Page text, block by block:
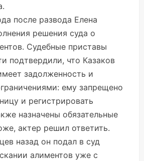
после развода Елена
решения суда о
Судебные приставы
подтвердили, что Казаков
задолженность и
ему запрещено
и регистрировать
назначены обязательные
актер решил ответить.
назад он подал в суд
алиментов уже с